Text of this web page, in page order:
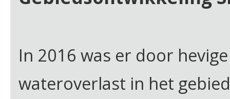
In 2016 was er door
wateroverlast in het